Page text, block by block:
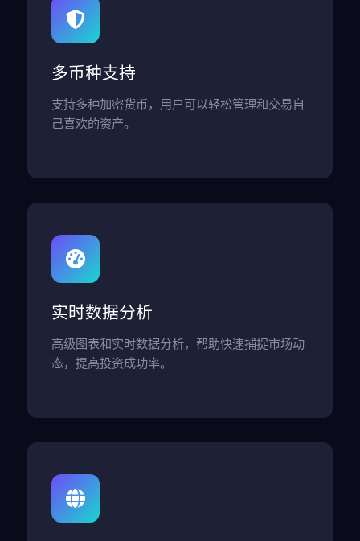
多币种支持
支持多种加密货币，用户可以轻松管理和交易自
己喜欢的资产。
实时数据分析
高级图表和实时数据分析，帮助快速捕捉市场动
态，提高投资成功率。